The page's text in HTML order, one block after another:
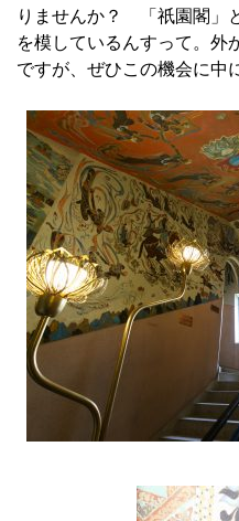
りませんか？ 「祇園閣」
を模しているんすって。外
ですが、ぜひこの機会に中